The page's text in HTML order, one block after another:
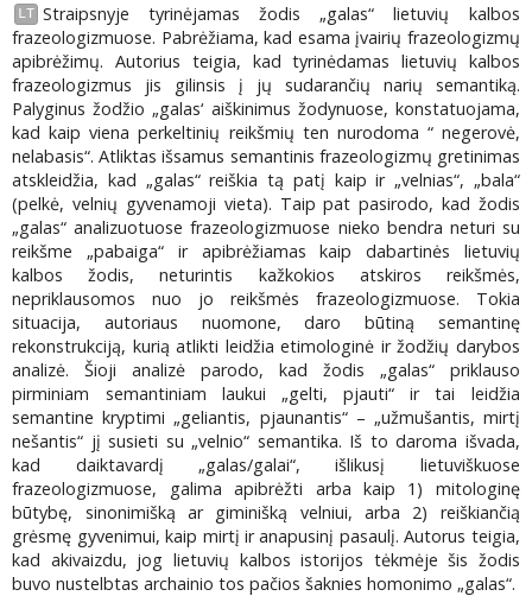
LT Straipsnyje tyrinėjamas žodis „galas“ lietuvių kalbos
frazeologizmuose. Pabrėžiama, kad esama įvairių frazeologizmų
apibrėžimų. Autorius teigia, kad tyrinėdamas lietuvių kalbos
frazeologizmus jis gilinsis į jų sudarančių narių semantiką.
Palyginus žodžio „galas‘ aiškinimus žodynuose, konstatuojama,
kad kaip viena perkeltinių reikšmių ten nurodoma “ negerovė,
nelabasis“. Atliktas išsamus semantinis frazeologizmų gretinimas
atskleidžia, kad „galas“ reiškia tą patį kaip ir „velnias“, „bala“
(pelkė, velnių gyvenamoji vieta). Taip pat pasirodo, kad žodis
„galas“ analizuotuose frazeologizmuose nieko bendra neturi su
reikšme „pabaiga“ ir apibrėžiamas kaip dabartinės lietuvių
kalbos žodis, neturintis kažkokios atskiros reikšmės,
nepriklausomos nuo jo reikšmės frazeologizmuose. Tokia
situacija, autoriaus nuomone, daro būtiną semantinę
rekonstrukciją, kurią atlikti leidžia etimologinė ir žodžių darybos
analizė. Šioji analizė parodo, kad žodis „galas“ priklauso
pirminiam semantiniam laukui „gelti, pjauti“ ir tai leidžia
semantine kryptimi „geliantis, pjaunantis“ – „užmušantis, mirtį
nešantis“ jį susieti su „velnio“ semantika. Iš to daroma išvada,
kad daiktavardį „galas/galai“, išlikusį lietuviškuose
frazeologizmuose, galima apibrėžti arba kaip 1) mitologinę
būtybę, sinonimišką ar giminišką velniui, arba 2) reiškiančią
grėsmę gyvenimui, kaip mirtį ir anapusinį pasaulį. Autorus teigia,
kad akivaizdu, jog lietuvių kalbos istorijos tėkmėje šis žodis
buvo nustelbtas archainio tos pačios šaknies homonimo „galas“.